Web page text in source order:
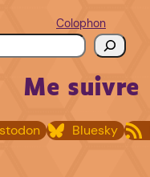
Colophon
Me suivre
Bluesky